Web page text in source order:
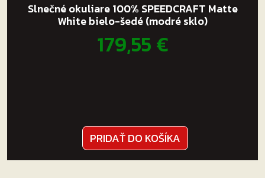
Slnečné okuliare 100% SPEEDCRAFT Matte
White bielo-šedé (modré sklo)
179,55€
PRIDAŤ DO KOŠÍKA